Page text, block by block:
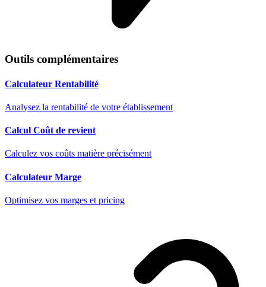
Outils complémentaires
Calculateur Rentabilité
Analysez la rentabilité de votre établissement
Calcul Coût de revient
Calculez vos coûts matière précisément
Calculateur Marge
Optimisez vos marges et pricing